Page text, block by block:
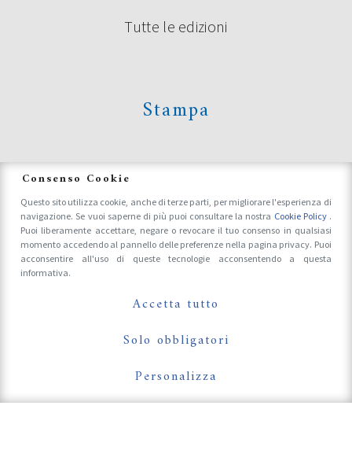
Tutte le edizioni
Stampa
Accrediti Stampa e Fotografi
Follow Us On
Consenso Cookie
Questo sito utilizza cookie, anche di terze parti, per migliorare l'esperienza di
navigazione. Se vuoi saperne di più puoi consultare la nostra Cookie Policy .
Puoi liberamente accettare, negare o revocare il tuo consenso in qualsiasi
momento accedendo al pannello delle preferenze nella pagina privacy. Puoi
acconsentire all'uso di queste tecnologie acconsentendo a questa
informativa.
Accetta tutto
Solo obbligatori
Personalizza